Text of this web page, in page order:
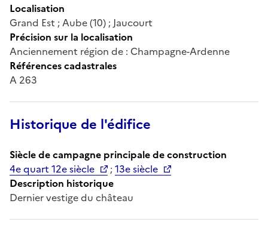
Localisation
Grand Est ; Aube (10) ; Jaucourt
Précision sur la localisation
Anciennement région de : Champagne-Ardenne
Références cadastrales
A 263
Historique de l'édifice
Siècle de campagne principale de construction
4e quart 12e siècle
;13e siècle
Description historique
Dernier vestige du château